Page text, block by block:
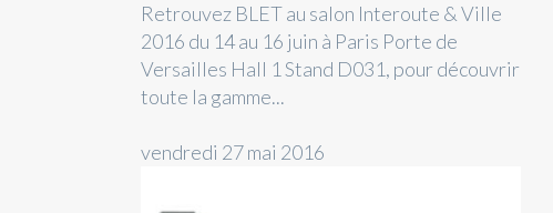
Retrouvez BLET au salon Interoute & Ville
2016 du 14 au 16 juin à Paris Porte de
Versailles Hall 1 Stand D031, pour découvrir
toute la gamme...
vendredi 27 mai 2016